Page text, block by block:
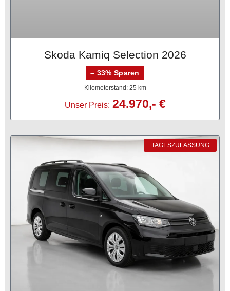
Skoda Kamiq Selection 2026
– 33% Sparen
Kilometerstand: 25 km
Unser Preis: 24.970,- €
TAGESZULASSUNG